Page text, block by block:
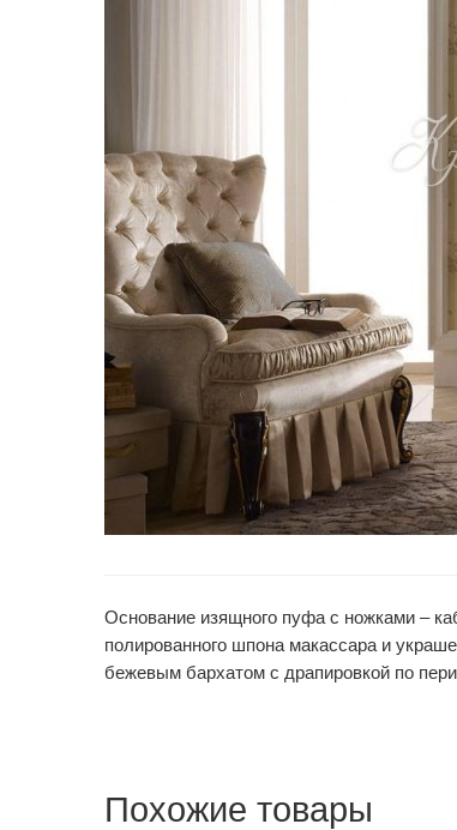
Основание изящного пуфа с ножками –
полированного шпона макассара и
бежевым бархатом с драпировкой по
Похожие товары